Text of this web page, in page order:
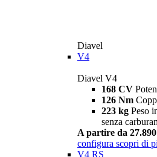
Diavel
V4
Diavel V4
168 CV
126 Nm
223 kg Peso
senza
A partire da
configura scopri di
V4 RS